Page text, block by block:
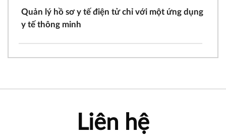
Quản lý hồ sơ y tế điện tử chỉ với một ứng dụng
y tế thông minh
Liên hệ